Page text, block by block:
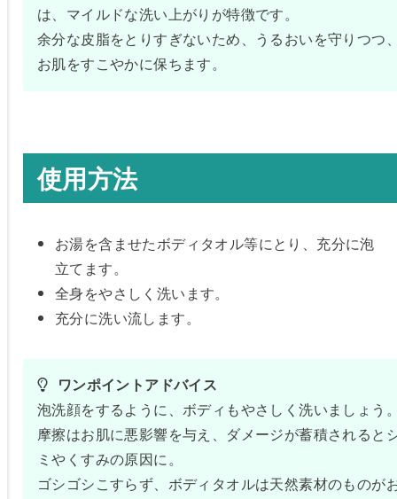
は、マイルドな洗い上がりが特徴です。
余分な皮脂をとりすぎないため、うるおいを守りつつ
お肌をすこやかに保ちます。
使用方法
お湯を含ませたボディタオル等にとり、充分に泡
立てます。
全身をやさしく洗います。
充分に洗い流します。
ワンポイントアドバイス
泡洗顔をするように、ボディもやさしく洗いましょう
摩擦はお肌に悪影響を与え、ダメージが蓄積されると
ミやくすみの原因に。
ゴシゴシこすらず、ボディタオルは天然素材のものが